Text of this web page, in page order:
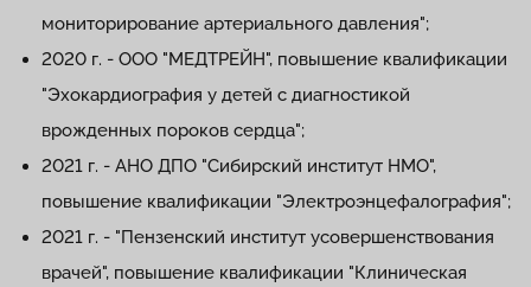
мониторирование артериального давления";
2020 г. - ООО "МЕДТРЕЙН", повышение квалификации
"Эхокардиография у детей с диагностикой
врожденных пороков сердца";
2021 г. - АНО ДПО "Сибирский институт НМО",
повышение квалификации "Электроэнцефалография";
2021 г. - "Пензенский институт усовершенствования
врачей", повышение квалификации "Клиническая